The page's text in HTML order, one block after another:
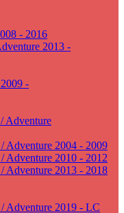
- 2016
2013 -
-
Adventure
Adventure 2004 - 2009
Adventure 2010 - 2012
Adventure 2013 - 2018
Adventure 2019 - LC